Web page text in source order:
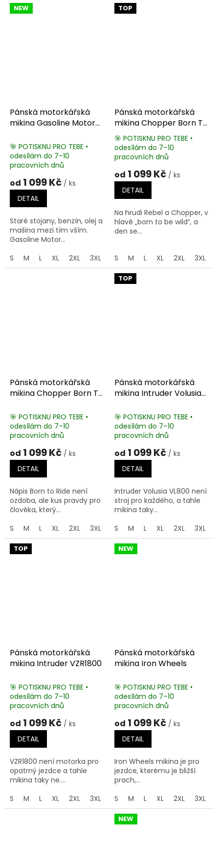
NEW
Pánská motorkářská
mikina Gasoline Motor
🎯 POTISKNU PRO TEBE •
odesílám do 7–10
pracovních dnů
od 1 099 Kč / ks
DETAIL
Staré stojany, benzín, olej a
mašina mezi tím vším.
Gasoline Motor...
S
M L XL 2XL 3XL 4XL 5XL
TOP
Pánská motorkářská
mikina Chopper Born To
Be Wild
Průměrné
hodnocení
je
5,0
hvězdiček.
🎯 POTISKNU PRO TEBE •
odesílám do 7–10
pracovních dnů
od 1 099 Kč / ks
DETAIL
Na hrudi Rebel a Chopper, v
hlavě „born to be wild“, a
den se...
S M L XL 2XL 3XL
Pánská motorkářská
mikina Chopper Born To
🎯 POTISKNU PRO TEBE •
odesílám do 7–10
pracovních dnů
od 1 099 Kč / ks
DETAIL
Nápis Born to Ride není
ozdoba, ale kus pravdy pro
člověka, který...
S
M L XL 2XL 3XL 4XL 5XL
TOP
Pánská motorkářská
mikina Intruder Volusia
🎯 POTISKNU PRO TEBE •
odesílám do 7–10
pracovních dnů
od 1 099 Kč / ks
DETAIL
Intruder Volusia VL800 není
stroj pro každého, a tahle
mikina taky...
S
M L XL 2XL 3XL
TOP
Pánská motorkářská
mikina Intruder VZR1800
🎯 POTISKNU PRO TEBE •
odesílám do 7–10
pracovních dnů
od 1 099 Kč / ks
DETAIL
VZR1800 není motorka pro
opatrný jezdce a tahle
mikina taky ne....
S
M L XL 2XL 3XL 4XL 5XL
NEW
Pánská motorkářská
mikina Iron Wheels
🎯 POTISKNU PRO TEBE •
odesílám do 7–10
pracovních dnů
od 1 099 Kč / ks
DETAIL
Iron Wheels mikina je pro
jezdce, kterému je bližší
prach,...
S
M L XL 2XL 3XL
NEW